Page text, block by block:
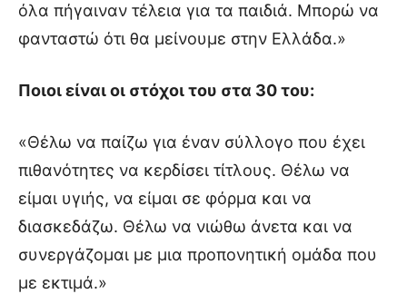
όλα πήγαιναν τέλεια για τα παιδιά. Μπορώ να
φανταστώ ότι θα μείνουμε στην Ελλάδα.»
Ποιοι είναι οι στόχοι του στα 30 του:
«Θέλω να παίζω για έναν σύλλογο που έχει
πιθανότητες να κερδίσει τίτλους. Θέλω να
είμαι υγιής, να είμαι σε φόρμα και να
διασκεδάζω. Θέλω να νιώθω άνετα και να
συνεργάζομαι με μια προπονητική ομάδα που
με εκτιμά.»